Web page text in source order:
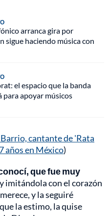
arranca gira por
sigue haciendo música con
el espacio que la banda
para apoyar músicos
cantante de 'Rata
años en México)
que fue muy
imitándola con el corazón
y la seguiré
la estimo, la quise